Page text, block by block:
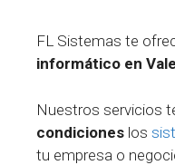
FL Sistemas te
informático en
Nuestros servicios
condiciones los
tu empresa o